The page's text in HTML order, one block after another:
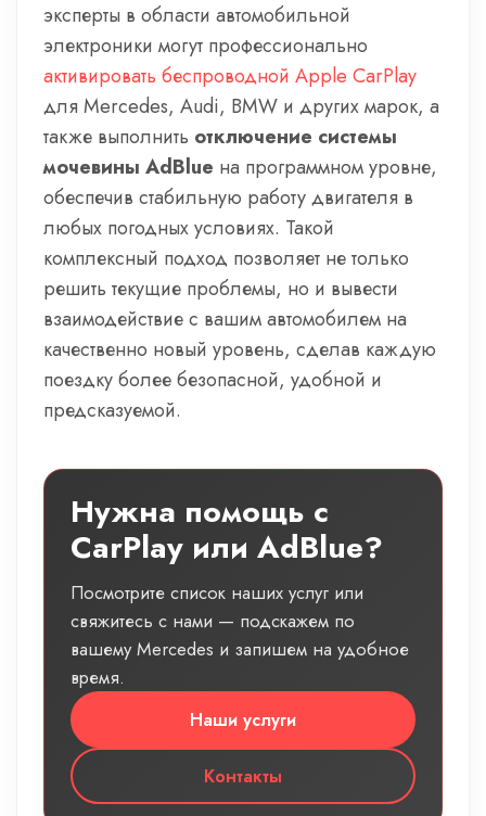
эксперты в области автомобильной
электроники могут профессионально
активировать беспроводной Apple CarPlay
для Mercedes, Audi, BMW и других марок, а
также выполнить отключение системы
мочевины AdBlue на программном уровне,
обеспечив стабильную работу двигателя в
любых погодных условиях. Такой
комплексный подход позволяет не только
решить текущие проблемы, но и вывести
взаимодействие с вашим автомобилем на
качественно новый уровень, сделав каждую
поездку более безопасной, удобной и
предсказуемой.
Нужна помощь с
CarPlay или AdBlue?
Посмотрите список наших услуг или
свяжитесь с нами — подскажем по
вашему Mercedes и запишем на удобное
время.
Наши услуги
Контакты